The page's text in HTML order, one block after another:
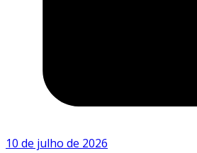
10 de julho de 2026